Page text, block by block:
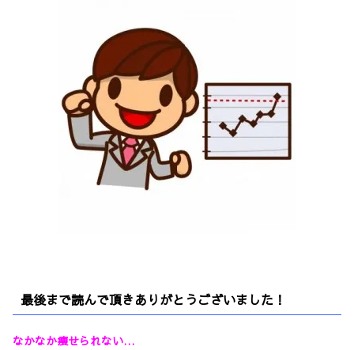
最後まで読んで頂きありがとうございました！
なかなか痩せられない…